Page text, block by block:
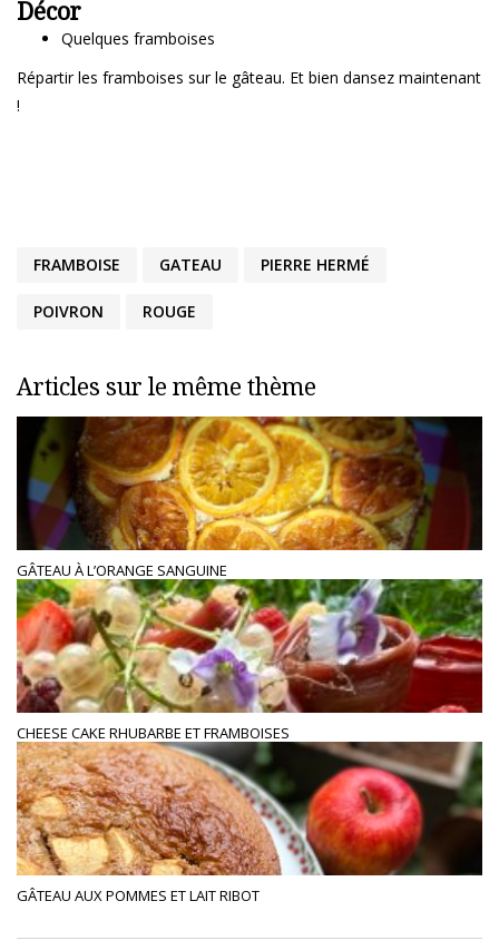
Décor
Quelques framboises
Répartir les framboises sur le gâteau. Et bien dansez maintenant
!
FRAMBOISE GATEAU PIERRE HERMÉ
POIVRON ROUGE
Articles sur le même thème
GÂTEAU À L’ORANGE SANGUINE
CHEESE CAKE RHUBARBE ET FRAMBOISES
GÂTEAU AUX POMMES ET LAIT RIBOT